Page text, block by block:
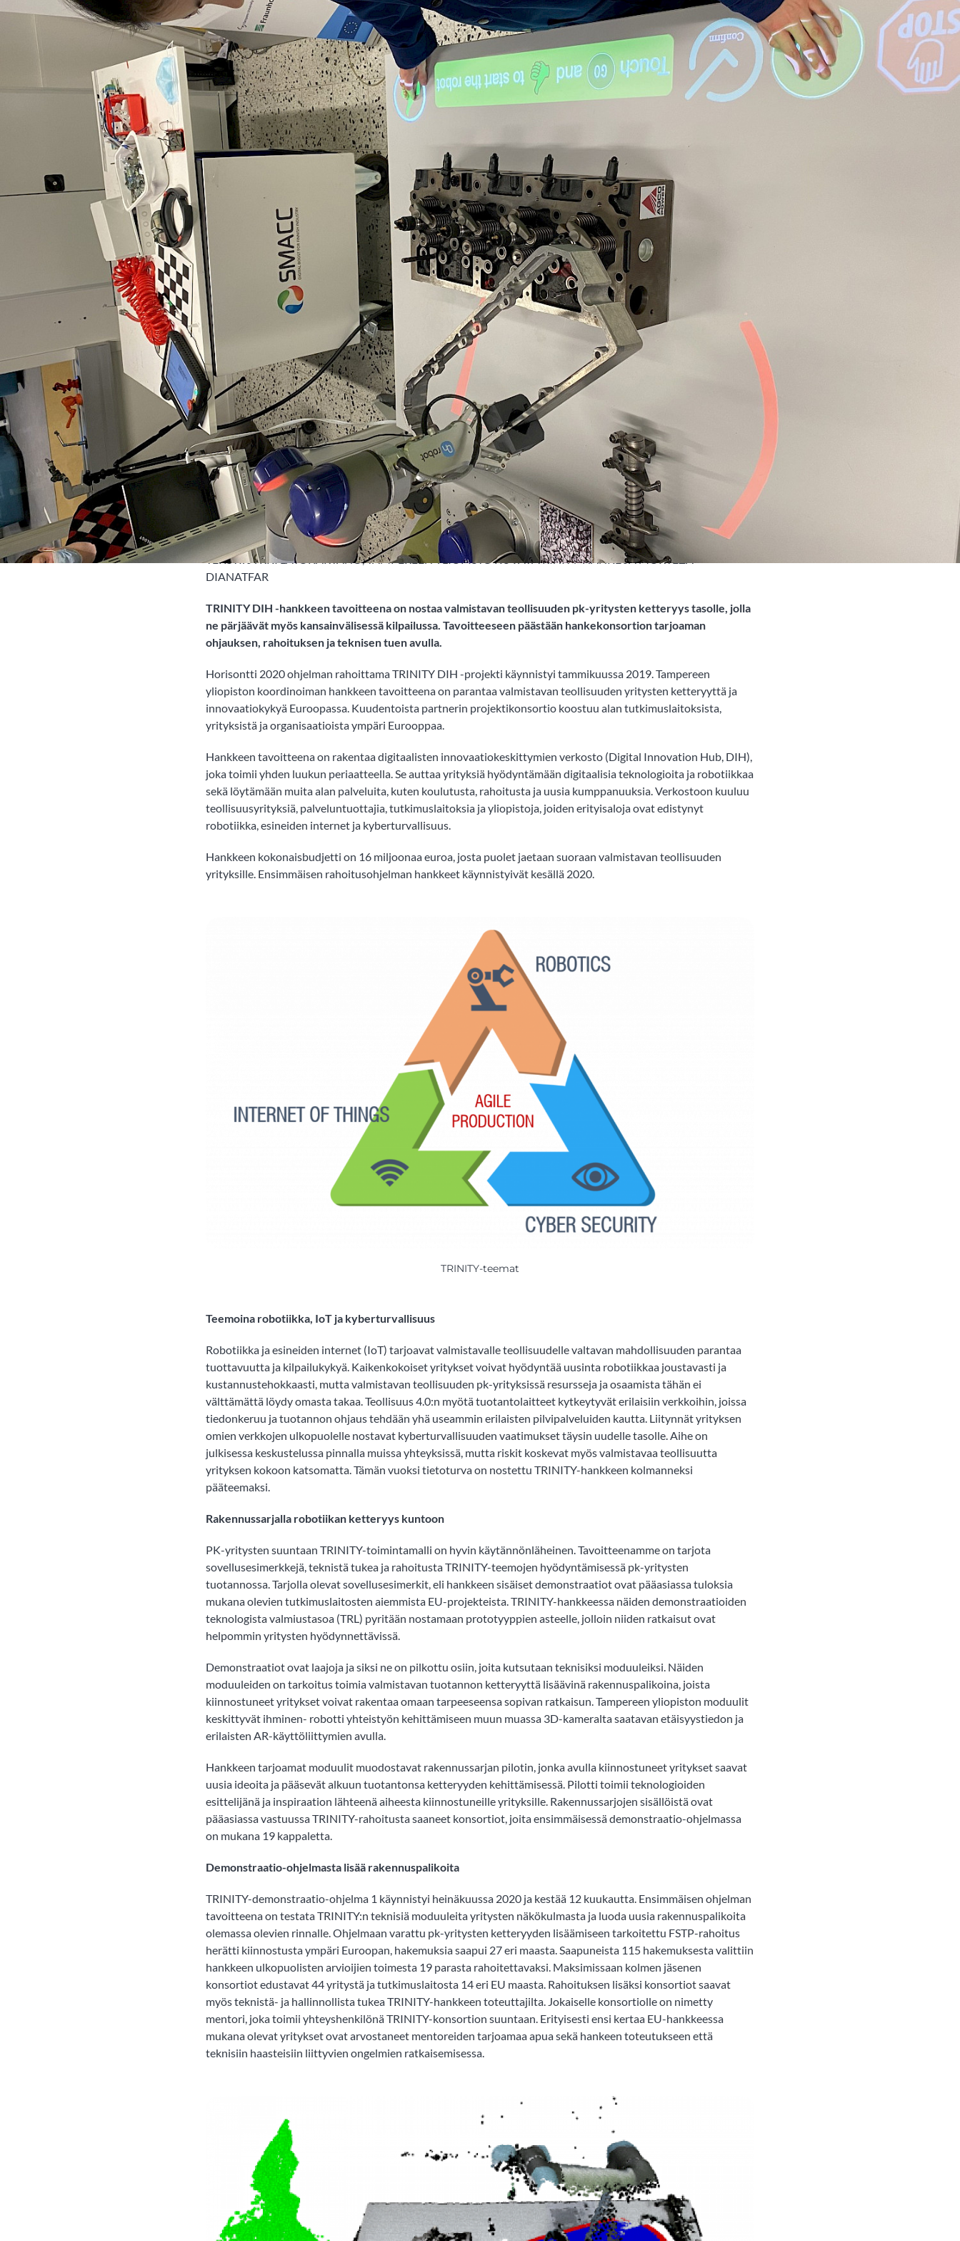
Robotiikka
TRINITY-projekti kehittää ketterää
robotiikkaa pk-yrityksille
TEKSTI: JYRKI LATOKARTANO, TAMPEREEN YLIOPISTO KUVAT: TRINITY-HANKE JA MORTEZA
DIANATFAR
TRINITY DIH -hankkeen tavoitteena on nostaa valmistavan teollisuuden pk-yritysten ketteryys tasolle, jolla
ne pärjäävät myös kansainvälisessä kilpailussa. Tavoitteeseen päästään hankekonsortion tarjoaman
ohjauksen, rahoituksen ja teknisen tuen avulla.
Horisontti 2020 ohjelman rahoittama TRINITY DIH -projekti käynnistyi tammikuussa 2019. Tampereen
yliopiston koordinoiman hankkeen tavoitteena on parantaa valmistavan teollisuuden yritysten ketteryyttä ja
innovaatiokykyä Euroopassa. Kuudentoista partnerin projektikonsortio koostuu alan tutkimuslaitoksista,
yrityksistä ja organisaatioista ympäri Eurooppaa.
Hankkeen tavoitteena on rakentaa digitaalisten innovaatiokeskittymien verkosto (Digital Innovation Hub, DIH),
joka toimii yhden luukun periaatteella. Se auttaa yrityksiä hyödyntämään digitaalisia teknologioita ja robotiikkaa
sekä löytämään muita alan palveluita, kuten koulutusta, rahoitusta ja uusia kumppanuuksia. Verkostoon kuuluu
teollisuusyrityksiä, palveluntuottajia, tutkimuslaitoksia ja yliopistoja, joiden erityisaloja ovat edistynyt
robotiikka, esineiden internet ja kyberturvallisuus.
Hankkeen kokonaisbudjetti on 16 miljoonaa euroa, josta puolet jaetaan suoraan valmistavan teollisuuden
yrityksille. Ensimmäisen rahoitusohjelman hankkeet käynnistyivät kesällä 2020.
TRINITY-teemat
Teemoina robotiikka, IoT ja kyberturvallisuus
Robotiikka ja esineiden internet (IoT) tarjoavat valmistavalle teollisuudelle valtavan mahdollisuuden parantaa
tuottavuutta ja kilpailukykyä. Kaikenkokoiset yritykset voivat hyödyntää uusinta robotiikkaa joustavasti ja
kustannustehokkaasti, mutta valmistavan teollisuuden pk-yrityksissä resursseja ja osaamista tähän ei
välttämättä löydy omasta takaa. Teollisuus 4.0:n myötä tuotantolaitteet kytkeytyvät erilaisiin verkkoihin, joissa
tiedonkeruu ja tuotannon ohjaus tehdään yhä useammin erilaisten pilvipalveluiden kautta. Liitynnät yrityksen
omien verkkojen ulkopuolelle nostavat kyberturvallisuuden vaatimukset täysin uudelle tasolle. Aihe on
julkisessa keskustelussa pinnalla muissa yhteyksissä, mutta riskit koskevat myös valmistavaa teollisuutta
yrityksen kokoon katsomatta. Tämän vuoksi tietoturva on nostettu TRINITY-hankkeen kolmanneksi
pääteemaksi.
Rakennussarjalla robotiikan ketteryys kuntoon
PK-yritysten suuntaan TRINITY-toimintamalli on hyvin käytännönläheinen. Tavoitteenamme on tarjota
sovellusesimerkkejä, teknistä tukea ja rahoitusta TRINITY-teemojen hyödyntämisessä pk-yritysten
tuotannossa. Tarjolla olevat sovellusesimerkit, eli hankkeen sisäiset demonstraatiot ovat pääasiassa tuloksia
mukana olevien tutkimuslaitosten aiemmista EU-projekteista. TRINITY-hankkeessa näiden demonstraatioiden
teknologista valmiustasoa (TRL) pyritään nostamaan prototyyppien asteelle, jolloin niiden ratkaisut ovat
helpommin yritysten hyödynnettävissä.
Demonstraatiot ovat laajoja ja siksi ne on pilkottu osiin, joita kutsutaan teknisiksi moduuleiksi. Näiden
moduuleiden on tarkoitus toimia valmistavan tuotannon ketteryyttä lisäävinä rakennuspalikoina, joista
kiinnostuneet yritykset voivat rakentaa omaan tarpeeseensa sopivan ratkaisun. Tampereen yliopiston moduulit
keskittyvät ihminen- robotti yhteistyön kehittämiseen muun muassa 3D-kameralta saatavan etäisyystiedon ja
erilaisten AR-käyttöliittymien avulla.
Hankkeen tarjoamat moduulit muodostavat rakennussarjan pilotin, jonka avulla kiinnostuneet yritykset saavat
uusia ideoita ja pääsevät alkuun tuotantonsa ketteryyden kehittämisessä. Pilotti toimii teknologioiden
esittelijänä ja inspiraation lähteenä aiheesta kiinnostuneille yrityksille. Rakennussarjojen sisällöistä ovat
pääasiassa vastuussa TRINITY-rahoitusta saaneet konsortiot, joita ensimmäisessä demonstraatio-ohjelmassa
on mukana 19 kappaletta.
Demonstraatio-ohjelmasta lisää rakennuspalikoita
TRINITY-demonstraatio-ohjelma 1 käynnistyi heinäkuussa 2020 ja kestää 12 kuukautta. Ensimmäisen ohjelman
tavoitteena on testata TRINITY:n teknisiä moduuleita yritysten näkökulmasta ja luoda uusia rakennuspalikoita
olemassa olevien rinnalle. Ohjelmaan varattu pk-yritysten ketteryyden lisäämiseen tarkoitettu FSTP-rahoitus
herätti kiinnostusta ympäri Euroopan, hakemuksia saapui 27 eri maasta. Saapuneista 115 hakemuksesta valittiin
hankkeen ulkopuolisten arvioijien toimesta 19 parasta rahoitettavaksi. Maksimissaan kolmen jäsenen
konsortiot edustavat 44 yritystä ja tutkimuslaitosta 14 eri EU maasta. Rahoituksen lisäksi konsortiot saavat
myös teknistä- ja hallinnollista tukea TRINITY-hankkeen toteuttajilta. Jokaiselle konsortiolle on nimetty
mentori, joka toimii yhteyshenkilönä TRINITY-konsortion suuntaan. Erityisesti ensi kertaa EU-hankkeessa
mukana olevat yritykset ovat arvostaneet mentoreiden tarjoamaa apua sekä hankeen toteutukseen että
teknisiin haasteisiin liittyvien ongelmien ratkaisemisessa.